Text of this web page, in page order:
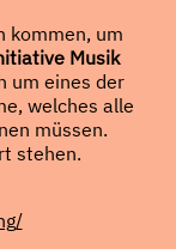
kommen, um
Musik
um eines der
welches alle
müssen.
stehen.